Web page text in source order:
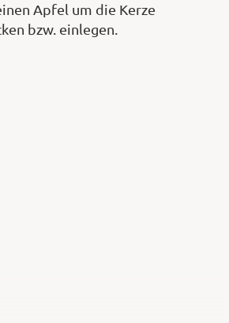
Apfel um die Kerze
bzw. einlegen.